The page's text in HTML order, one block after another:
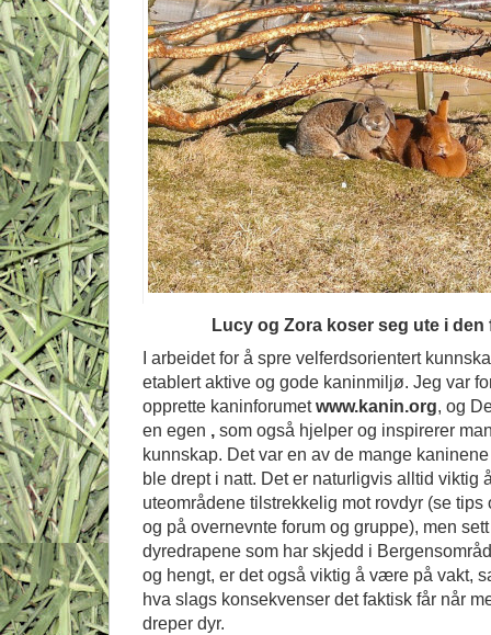
Lucy og Zora koser seg ute i
I arbeidet for å spre velferdsorientert
etablert aktive og gode kaninmiljø. Jeg var
opprette kaninforumetwww.kanin.org, og
en egen , som også hjelper og inspirerer
kunnskap. Det var en av de mange
ble drept i natt. Det er naturligvis alltid viktig
uteområdene tilstrekkelig mot rovdyr (se
og på overnevnte forum og gruppe), men
dyredrapene som har skjedd i
og hengt, er det også viktig å være på vakt,
hva slags konsekvenser det faktisk får når
dreper dyr.